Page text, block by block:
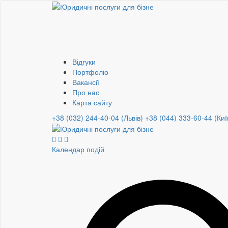
Відгуки
Портфоліо
Вакансії
Про нас
Карта сайту
+38 (032) 244-40-04 (Львів) +38 (044) 333-60-44
Календар подій